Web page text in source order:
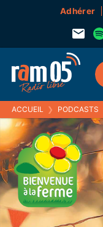
Adhérer
ACCUEIL ❯ PODCASTS